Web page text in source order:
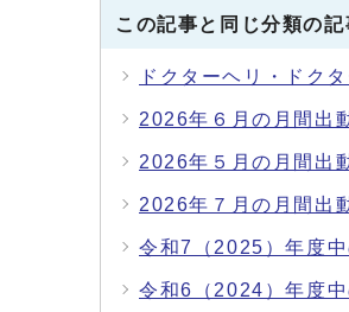
この記事と同じ分類の記
ドクターヘリ・ドク
2026年６月の月間出
2026年５月の月間出
2026年７月の月間出
令和7（2025）年度
令和6（2024）年度